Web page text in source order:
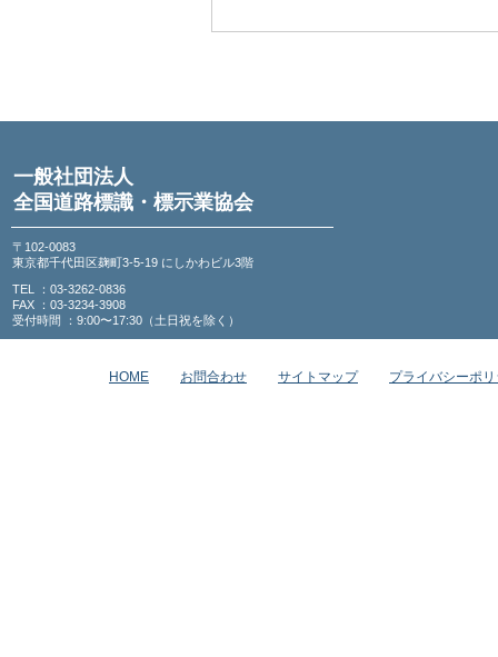
一般社団法人
全国道路標識・標示業協会
〒102-0083
東京都千代田区麹町3-5-19 にしかわビル3階
TEL ：03-3262-0836
FAX ：03-3234-3908
受付時間 ：9:00〜17:30（土日祝を除く）
HOME お問合わせ サイトマップ プライバシーポ